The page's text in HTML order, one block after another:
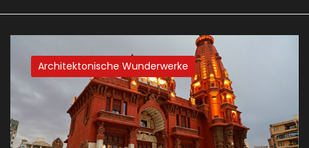
Architektonische Wunderwerke